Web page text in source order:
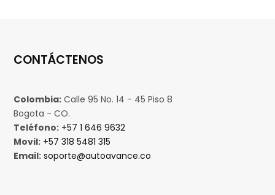
CONTÁCTENOS
Colombia: Calle 95 No. 14 - 45 Piso 8
Bogota - CO.
Teléfono: +57 1 646 9632
Movil: +57 318 5481 315
Email: soporte@autoavance.co